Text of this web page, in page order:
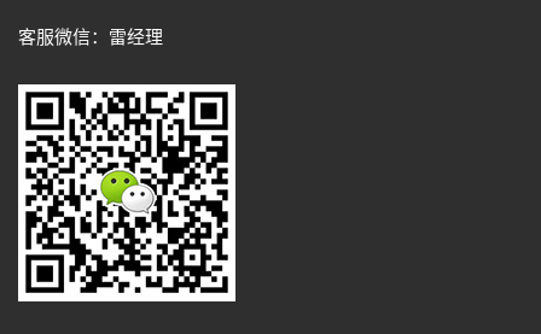
客服微信：雷经理